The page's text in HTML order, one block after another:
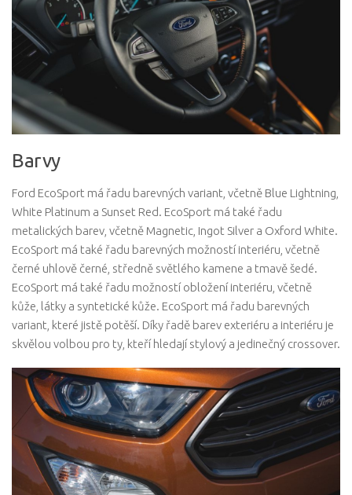
Barvy
Ford EcoSport má řadu barevných variant, včetně Blue Lightning,
White Platinum a Sunset Red. EcoSport má také řadu
metalických barev, včetně Magnetic, Ingot Silver a Oxford White.
EcoSport má také řadu barevných možností interiéru, včetně
černé uhlově černé, středně světlého kamene a tmavě šedé.
EcoSport má také řadu možností obložení interiéru, včetně
kůže, látky a syntetické kůže. EcoSport má řadu barevných
variant, které jistě potěší. Díky řadě barev exteriéru a interiéru je
skvělou volbou pro ty, kteří hledají stylový a jedinečný crossover.